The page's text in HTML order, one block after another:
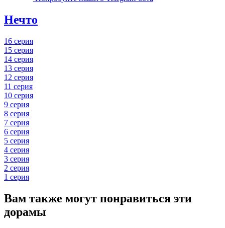
Нечто
16 серия
15 серия
14 серия
13 серия
12 серия
11 серия
10 серия
9 серия
8 серия
7 серия
6 серия
5 серия
4 серия
3 серия
2 серия
1 серия
Вам также могут понравиться эти
дорамы